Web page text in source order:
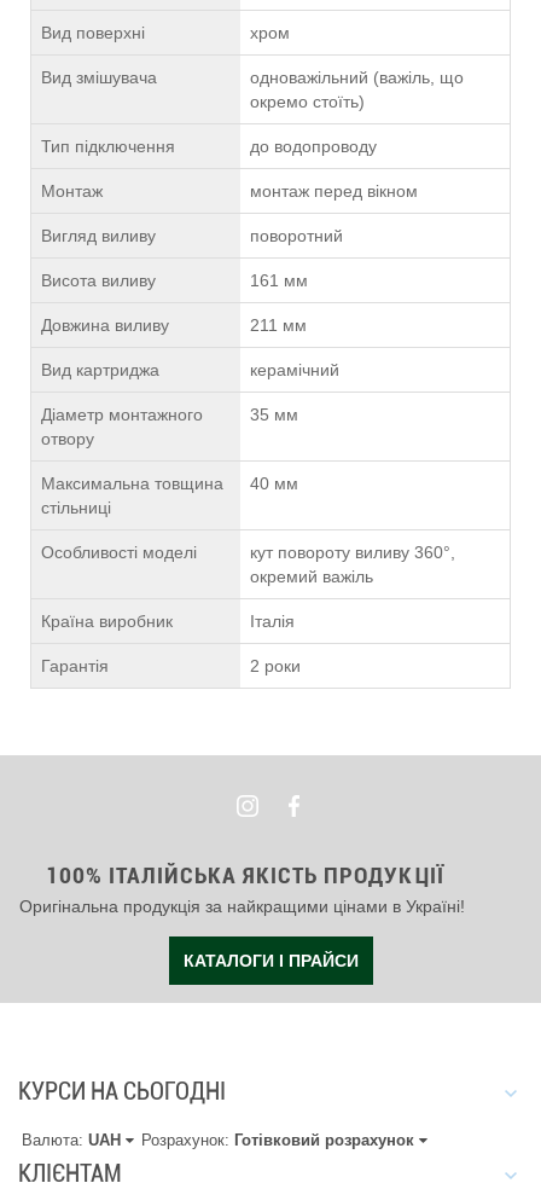
Вид поверхні хром
Вид змішувача
одноважільний (важіль, що
окремо стоїть)
Тип підключення до водопроводу
Монтаж монтаж перед вікном
Вигляд виливу поворотний
Висота виливу 161 мм
Довжина виливу 211 мм
Вид картриджа керамічний
Діаметр монтажного
отвору
35 мм
Максимальна товщина
стільниці
40 мм
Особливості моделі
кут повороту виливу 360°,
окремий важіль
Країна виробник Італія
Гарантія 2 роки
100% ІТАЛІЙСЬКА ЯКІСТЬ ПРОДУКЦІЇ
Оригінальна продукція за найкращими цінами в Україні!
КАТАЛОГИ І ПРАЙСИ
КУРСИ НА СЬОГОДНІ
Валюта: UAH Розрахунок: Готівковий розрахунок
КЛІЄНТАМ